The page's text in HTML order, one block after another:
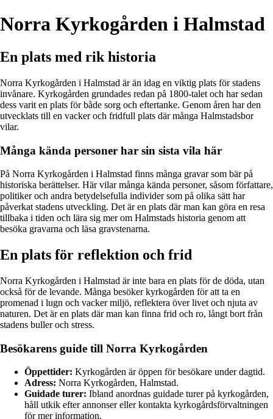
Norra Kyrkogården i Halmstad
En plats med rik historia
Norra Kyrkogården i Halmstad är än idag en viktig plats för stadens
invånare. Kyrkogården grundades redan på 1800-talet och har sedan
dess varit en plats för både sorg och eftertanke. Genom åren har den
utvecklats till en vacker och fridfull plats där många Halmstadsbor
vilar.
Många kända personer har sin sista vila här
På Norra Kyrkogården i Halmstad finns många gravar som bär på
historiska berättelser. Här vilar många kända personer, såsom författare,
politiker och andra betydelsefulla individer som på olika sätt har
påverkat stadens utveckling. Det är en plats där man kan göra en resa
tillbaka i tiden och lära sig mer om Halmstads historia genom att
besöka gravarna och läsa gravstenarna.
En plats för reflektion och frid
Norra Kyrkogården i Halmstad är inte bara en plats för de döda, utan
också för de levande. Många besöker kyrkogården för att ta en
promenad i lugn och vacker miljö, reflektera över livet och njuta av
naturen. Det är en plats där man kan finna frid och ro, långt bort från
stadens buller och stress.
Besökarens guide till Norra Kyrkogården
Öppettider: Kyrkogården är öppen för besökare under dagtid.
Adress: Norra Kyrkogården, Halmstad.
Guidade turer: Ibland anordnas guidade turer på kyrkogården,
håll utkik efter annonser eller kontakta kyrkogårdsförvaltningen
för mer information.